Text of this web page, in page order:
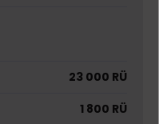
23 000 RÜ
1 800 RÜ